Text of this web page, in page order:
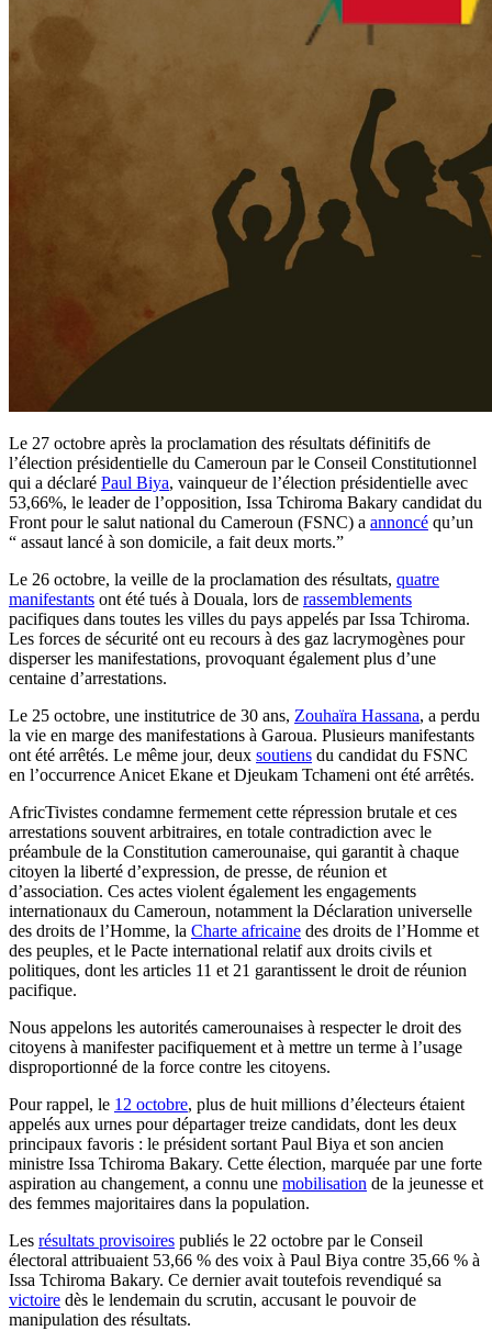
Le 27 octobre après la proclamation des résultats définitifs de
l’élection présidentielle du Cameroun par le Conseil Constitutionnel
qui a déclaré Paul Biya, vainqueur de l’élection présidentielle avec
53,66%, le leader de l’opposition, Issa Tchiroma Bakary candidat du
Front pour le salut national du Cameroun (FSNC) a annoncé qu’un
“ assaut lancé à son domicile, a fait deux morts.”
Le 26 octobre, la veille de la proclamation des résultats, quatre
manifestants ont été tués à Douala, lors de rassemblements
pacifiques dans toutes les villes du pays appelés par Issa Tchiroma.
Les forces de sécurité ont eu recours à des gaz lacrymogènes pour
disperser les manifestations, provoquant également plus d’une
centaine d’arrestations.
Le 25 octobre, une institutrice de 30 ans, Zouhaïra Hassana, a perdu
la vie en marge des manifestations à Garoua. Plusieurs manifestants
ont été arrêtés. Le même jour, deux soutiens du candidat du FSNC
en l’occurrence Anicet Ekane et Djeukam Tchameni ont été arrêtés.
AfricTivistes condamne fermement cette répression brutale et ces
arrestations souvent arbitraires, en totale contradiction avec le
préambule de la Constitution camerounaise, qui garantit à chaque
citoyen la liberté d’expression, de presse, de réunion et
d’association. Ces actes violent également les engagements
internationaux du Cameroun, notamment la Déclaration universelle
des droits de l’Homme, la Charte africaine des droits de l’Homme et
des peuples, et le Pacte international relatif aux droits civils et
politiques, dont les articles 11 et 21 garantissent le droit de réunion
pacifique.
Nous appelons les autorités camerounaises à respecter le droit des
citoyens à manifester pacifiquement et à mettre un terme à l’usage
disproportionné de la force contre les citoyens.
Pour rappel, le 12 octobre, plus de huit millions d’électeurs étaient
appelés aux urnes pour départager treize candidats, dont les deux
principaux favoris : le président sortant Paul Biya et son ancien
ministre Issa Tchiroma Bakary. Cette élection, marquée par une forte
aspiration au changement, a connu une mobilisation de la jeunesse et
des femmes majoritaires dans la population.
Les résultats provisoires publiés le 22 octobre par le Conseil
électoral attribuaient 53,66 % des voix à Paul Biya contre 35,66 % à
Issa Tchiroma Bakary. Ce dernier avait toutefois revendiqué sa
victoire dès le lendemain du scrutin, accusant le pouvoir de
manipulation des résultats.